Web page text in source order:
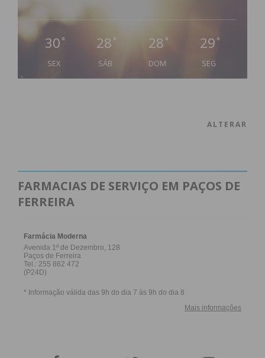
30 °
SEX
28 °
SÁB
28 °
DOM
29 °
SEG
ALTERAR
FARMACIAS DE SERVIÇO EM PAÇOS DE
FERREIRA